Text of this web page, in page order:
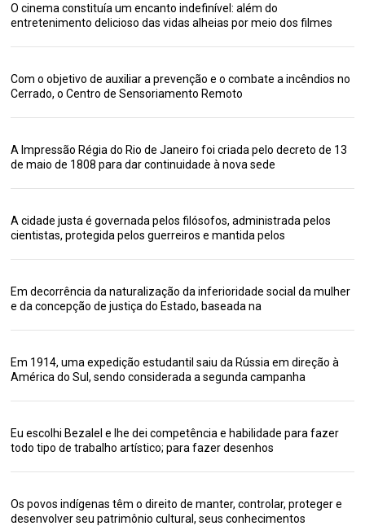
O cinema constituía um encanto indefinível: além do
entretenimento delicioso das vidas alheias por meio dos filmes
Com o objetivo de auxiliar a prevenção e o combate a incêndios no
Cerrado, o Centro de Sensoriamento Remoto
A Impressão Régia do Rio de Janeiro foi criada pelo decreto de 13
de maio de 1808 para dar continuidade à nova sede
A cidade justa é governada pelos filósofos, administrada pelos
cientistas, protegida pelos guerreiros e mantida pelos
Em decorrência da naturalização da inferioridade social da mulher
e da concepção de justiça do Estado, baseada na
Em 1914, uma expedição estudantil saiu da Rússia em direção à
América do Sul, sendo considerada a segunda campanha
Eu escolhi Bezalel e lhe dei competência e habilidade para fazer
todo tipo de trabalho artístico; para fazer desenhos
Os povos indígenas têm o direito de manter, controlar, proteger e
desenvolver seu patrimônio cultural, seus conhecimentos